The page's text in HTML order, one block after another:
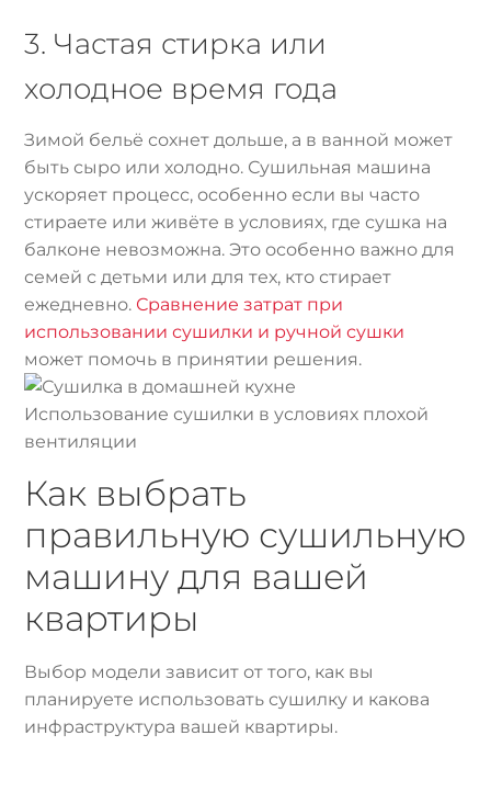
3. Частая стирка или
холодное время года
Зимой бельё сохнет дольше, а в ванной может
быть сыро или холодно. Сушильная машина
ускоряет процесс, особенно если вы часто
стираете или живёте в условиях, где сушка на
балконе невозможна. Это особенно важно для
семей с детьми или для тех, кто стирает
ежедневно. Сравнение затрат при
использовании сушилки и ручной сушки
может помочь в принятии решения.
Использование сушилки в условиях плохой
вентиляции
Как выбрать
правильную сушильную
машину для вашей
квартиры
Выбор модели зависит от того, как вы
планируете использовать сушилку и какова
инфраструктура вашей квартиры.